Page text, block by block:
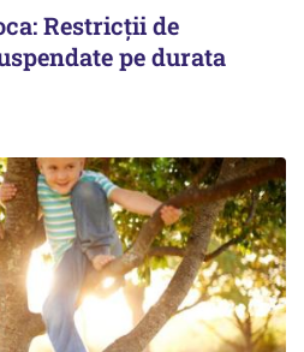
Restricții de
pe durata